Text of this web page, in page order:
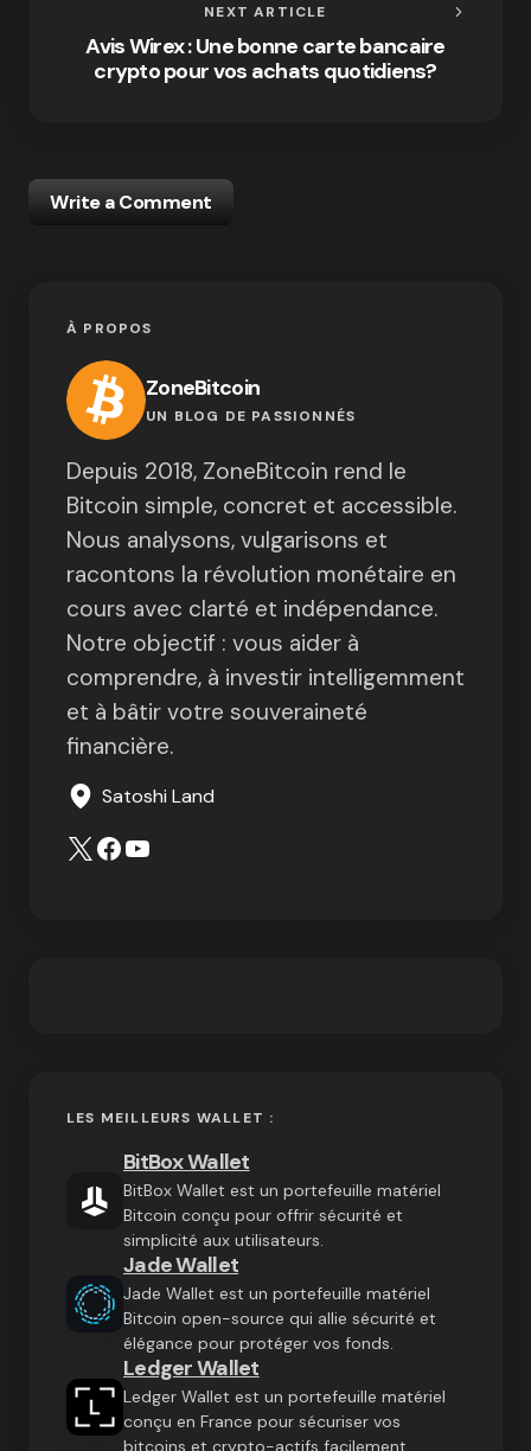
NEXT ARTICLE
Avis Wirex : Une bonne carte bancaire
crypto pour vos achats quotidiens?
Write a Comment
À PROPOS
ZoneBitcoin
UN BLOG DE PASSIONNÉS
Depuis 2018, ZoneBitcoin rend le
Bitcoin simple, concret et accessible.
Nous analysons, vulgarisons et
racontons la révolution monétaire en
cours avec clarté et indépendance.
Notre objectif : vous aider à
comprendre, à investir intelligemment
et à bâtir votre souveraineté
financière.
Satoshi Land
LES MEILLEURS WALLET :
BitBox Wallet
BitBox Wallet est un portefeuille matériel
Bitcoin conçu pour offrir sécurité et
simplicité aux utilisateurs.
Jade Wallet
Jade Wallet est un portefeuille matériel
Bitcoin open-source qui allie sécurité et
élégance pour protéger vos fonds.
Ledger Wallet
Ledger Wallet est un portefeuille matériel
conçu en France pour sécuriser vos
bitcoins et crypto-actifs facilement